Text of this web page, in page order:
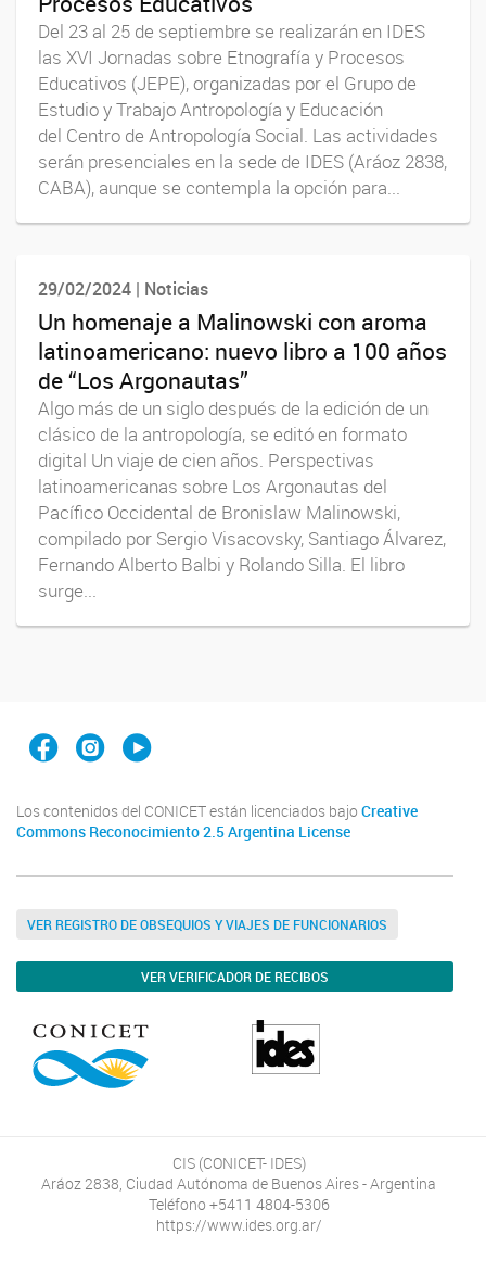
Del 23 al 25 de septiembre se realizarán en IDES
las XVI Jornadas sobre Etnografía y Procesos
Educativos (JEPE), organizadas por el Grupo de
Estudio y Trabajo Antropología y Educación
del Centro de Antropología Social. Las actividades
serán presenciales en la sede de IDES (Aráoz 2838,
CABA), aunque se contempla la opción para...
29/02/2024 | Noticias
Un homenaje a Malinowski con aroma
latinoamericano: nuevo libro a 100 años
de “Los Argonautas”
Algo más de un siglo después de la edición de un
clásico de la antropología, se editó en formato
digital Un viaje de cien años. Perspectivas
latinoamericanas sobre Los Argonautas del
Pacífico Occidental de Bronislaw Malinowski,
compilado por Sergio Visacovsky, Santiago Álvarez,
Fernando Alberto Balbi y Rolando Silla. El libro
surge...
Facebook
Instagram
YouTube
Los contenidos del CONICET están licenciados bajo Creative
Commons Reconocimiento 2.5 Argentina License
VER REGISTRO DE OBSEQUIOS Y VIAJES DE FUNCIONARIOS
VER VERIFICADOR DE RECIBOS
CIS (CONICET- IDES)
Aráoz 2838, Ciudad Autónoma de Buenos Aires - Argentina
Teléfono +5411 4804-5306
https://www.ides.org.ar/